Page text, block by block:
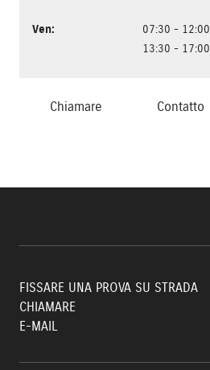
Ven:
07:30 - 12:00
13:30 - 17:00
Chiamare Contatto
FISSARE UNA PROVA SU STRADA
CHIAMARE
E-MAIL